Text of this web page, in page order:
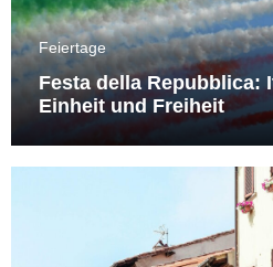
Feiertage
Festa della Repubblica:
Einheit und Freiheit